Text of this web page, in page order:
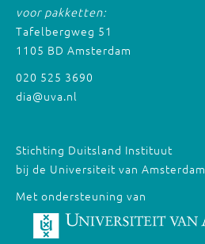
voor pakketten:
Tafelbergweg 51
1105 BD Amsterdam
020 525 3690
dia@uva.nl
Stichting Duitsland Instituut
bij de Universiteit van Amsterdam
Met ondersteuning van